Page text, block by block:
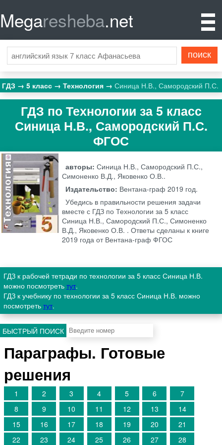
Megaresheba.net
ГДЗ 5 класс Технология Синица Н.В., Самородский П.С.
ГДЗ по Технологии за 5 класс
Синица Н.В., Самородский П.С.
ФГОС
авторы:Синица Н.В., Самородский П.С.,
Симоненко В.Д., Яковенко О.В..
Издательство: Вентана-граф 2019 год.
Убедись в правильности решения задачи
вместе с ГДЗ по Технологии за 5 класс
Синица Н.В., Самородский П.С., Симоненко
В.Д., Яковенко О.В. . Ответы сделаны к книге
2019 года от Вентана-граф ФГОС
ГДЗ к рабочей тетради по технологии за 5 класс Синица Н.В.
можно посмотреть тут.
ГДЗ к учебнику по технологии за 5 класс Синица Н.В. можно
посмотреть тут.
БЫСТРЫЙ ПОИСК
Параграфы. Готовые
решения
1 2 3 4 5 6
7
8
9 10 11 12 13
14
15
16 17 18 19 20
21
22
23 24 25 26 27 28